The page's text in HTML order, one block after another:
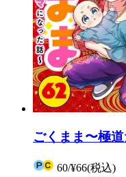
ごくまま〜極
60/¥66(税込)